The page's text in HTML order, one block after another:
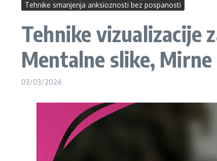
Tehnike smanjenja anksioznosti bez pospanosti
Tehnike vizualizacije
Mentalne slike,
03/03/2026